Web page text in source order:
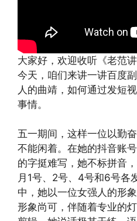
大家好，欢迎收听《老范
今天，咱们来讲一讲百度
人的曲靖，如何通过发短
事情。
五一期间，这样一位以勤
不能闲着。在她的抖音账
的字挺难写，她不标拼音
月1号、2号、4号和6号各
中，她以一位女强人的形
形象尚可，伴随着专业的